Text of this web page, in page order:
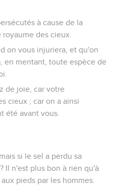
à cause de la
des cieux.
on vous injuriera, et qu'on
en mentant, toute espèce de
de joie, car votre
cieux ; car on a ainsi
été avant vous.
si le sel a perdu sa
Il n'est plus bon à rien qu'à
pieds par les hommes.